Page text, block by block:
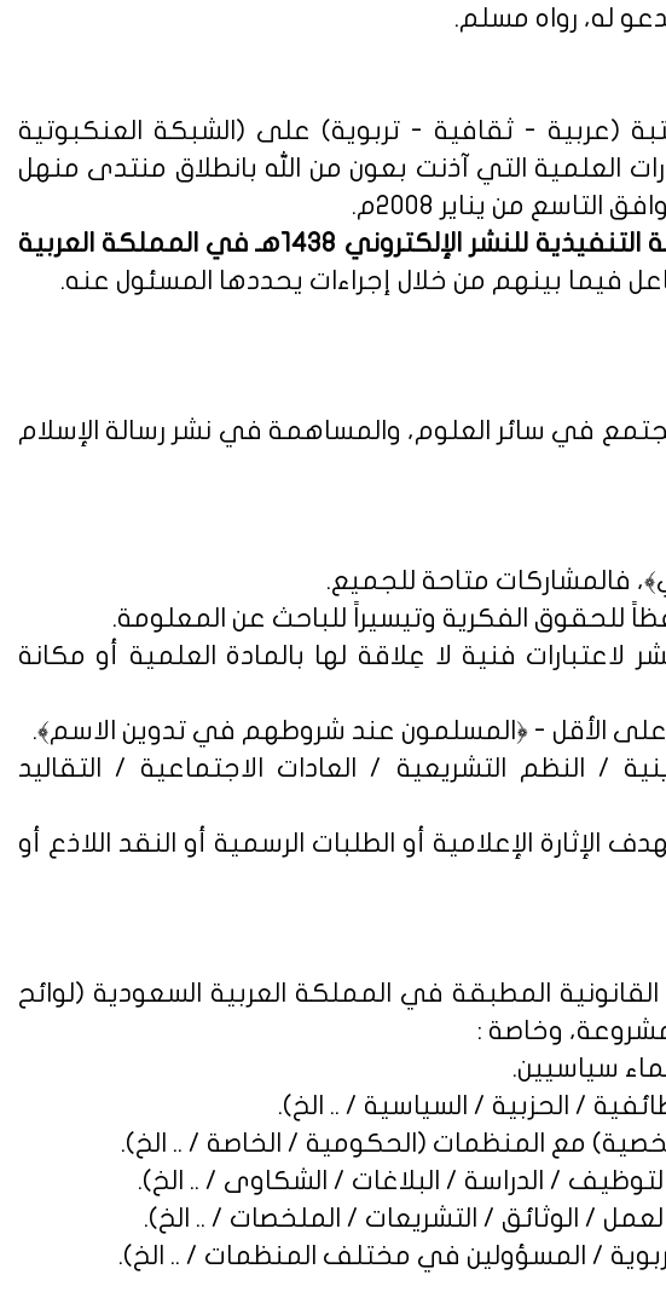
له، رواه مسلم.
(عربية - ثقافية - تربوية) على (الشبكة العنكبوتية
العلمية التي آذنت بعون من الله بانطلاق منتدى منهل
لوائح وأنظمة اللائحة التنفيذية للنشر الإلكتروني 1438هـ في المملكة العربية
فيما بينهم من خلال إجراءات يحددها المسئول عنه.
في سائر العلوم، والمساهمة في نشر رسالة الإسلام
فنية لا عِلاقة لها بالمادة العلمية أو مكانة
/ النظم التشريعية / العادات الاجتماعية / التقاليد
الإعلامية أو الطلبات الرسمية أو النقد اللاذع أو
المطبقة في المملكة العربية السعودية (لوائح
وخاصة :